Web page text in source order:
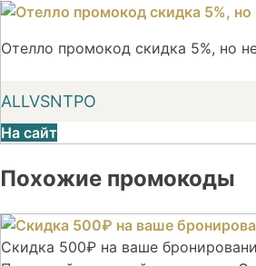
Отелло промокод скидка 5%, но
ALLVSNTPO
На сайт
Похожие промокоды
Скидка 500₽ на ваше